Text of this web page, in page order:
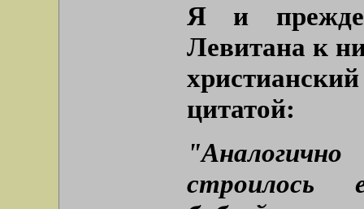
Я и
Левитана к
цитатой:
строилось